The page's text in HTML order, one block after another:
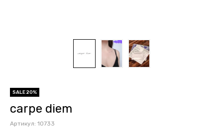
SALE 20%
carpe diem
Артикул: 10733